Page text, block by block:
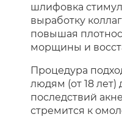
шлифовка
выработку
повышая
морщины и
Процедура
людям (от 18 лет)
последствий
стремится к